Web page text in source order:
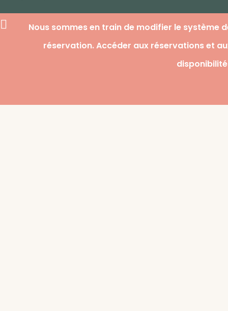
Nous sommes en train de modifier le système
réservation. Accéder aux réservations et